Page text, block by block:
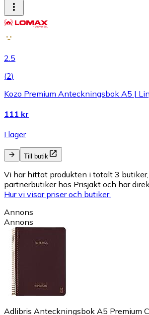
2.5
(2)
Kozo Premium Anteckningsbok A5 |
111 kr
I lager
Till butik
Vi har hittat produkten i totalt 3
partnerbutiker hos Prisjakt och har
Hur vi visar priser och butiker.
Annons
Annons
Adlibris Anteckningsbok A5 Premium